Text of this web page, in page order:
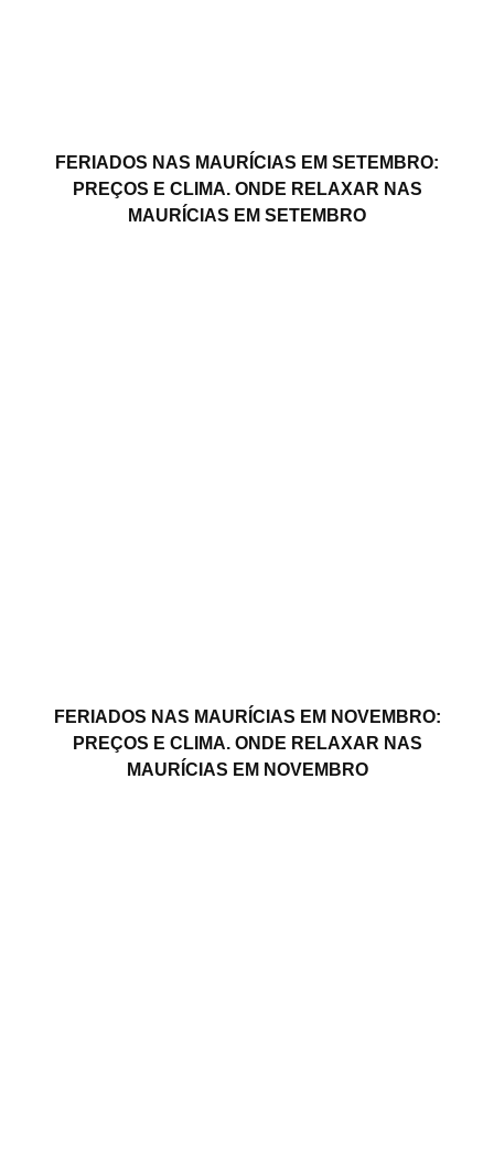
FERIADOS NAS MAURÍCIAS EM SETEMBRO:
PREÇOS E CLIMA. ONDE RELAXAR NAS
MAURÍCIAS EM SETEMBRO
FERIADOS NAS MAURÍCIAS EM NOVEMBRO:
PREÇOS E CLIMA. ONDE RELAXAR NAS
MAURÍCIAS EM NOVEMBRO